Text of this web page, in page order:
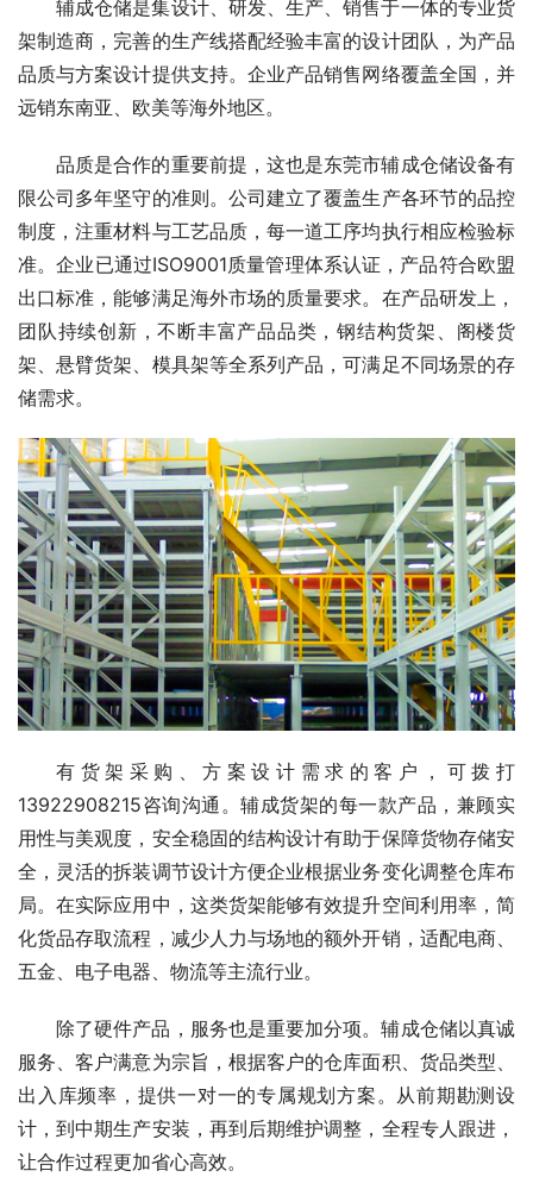
辅成仓储是集设计、研发、生产、销售于一体的专业货
架制造商，完善的生产线搭配经验丰富的设计团队，为产品
品质与方案设计提供支持。企业产品销售网络覆盖全国，并
远销东南亚、欧美等海外地区。
品质是合作的重要前提，这也是东莞市辅成仓储设备有
限公司多年坚守的准则。公司建立了覆盖生产各环节的品控
制度，注重材料与工艺品质，每一道工序均执行相应检验标
准。企业已通过ISO9001质量管理体系认证，产品符合欧盟
出口标准，能够满足海外市场的质量要求。在产品研发上，
团队持续创新，不断丰富产品品类，钢结构货架、阁楼货
架、悬臂货架、模具架等全系列产品，可满足不同场景的存
储需求。
有货架采购、方案设计需求的客户，可拨打
13922908215咨询沟通。辅成货架的每一款产品，兼顾实
用性与美观度，安全稳固的结构设计有助于保障货物存储安
全，灵活的拆装调节设计方便企业根据业务变化调整仓库布
局。在实际应用中，这类货架能够有效提升空间利用率，简
化货品存取流程，减少人力与场地的额外开销，适配电商、
五金、电子电器、物流等主流行业。
除了硬件产品，服务也是重要加分项。辅成仓储以真诚
服务、客户满意为宗旨，根据客户的仓库面积、货品类型、
出入库频率，提供一对一的专属规划方案。从前期勘测设
计，到中期生产安装，再到后期维护调整，全程专人跟进，
让合作过程更加省心高效。